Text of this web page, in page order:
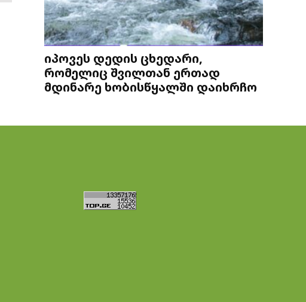
იპოვეს დედის ცხედარი,
რომელიც შვილთან ერთად
მდინარე ხობისწყალში დაიხრჩო